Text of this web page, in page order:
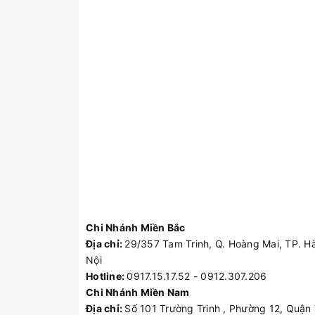
Chi Nhánh Miền Bắc
Địa chỉ: 29/357 Tam Trinh, Q. Hoàng Mai, TP.
Nội
Hotline:0917.15.17.52 - 0912.307.206
Chi Nhánh Miền Nam
Địa chỉ: Số 101 Trường Trinh , Phường 12, Quận